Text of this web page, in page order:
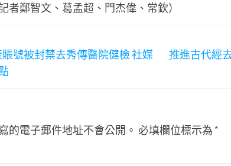
者鄭智文、葛孟超、門杰偉、常欽）
賬號被封禁去秀傳醫院健檢 社媒
推進古代經
的電子郵件地址不會公開。 必填欄位標示為 *